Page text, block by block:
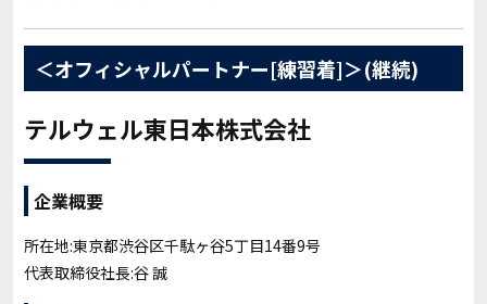
＜オフィシャルパートナー[練習着]＞(継続)
テルウェル東日本株式会社
企業概要
所在地:東京都渋谷区千駄ヶ谷5丁目14番9号
代表取締役社長:谷 誠